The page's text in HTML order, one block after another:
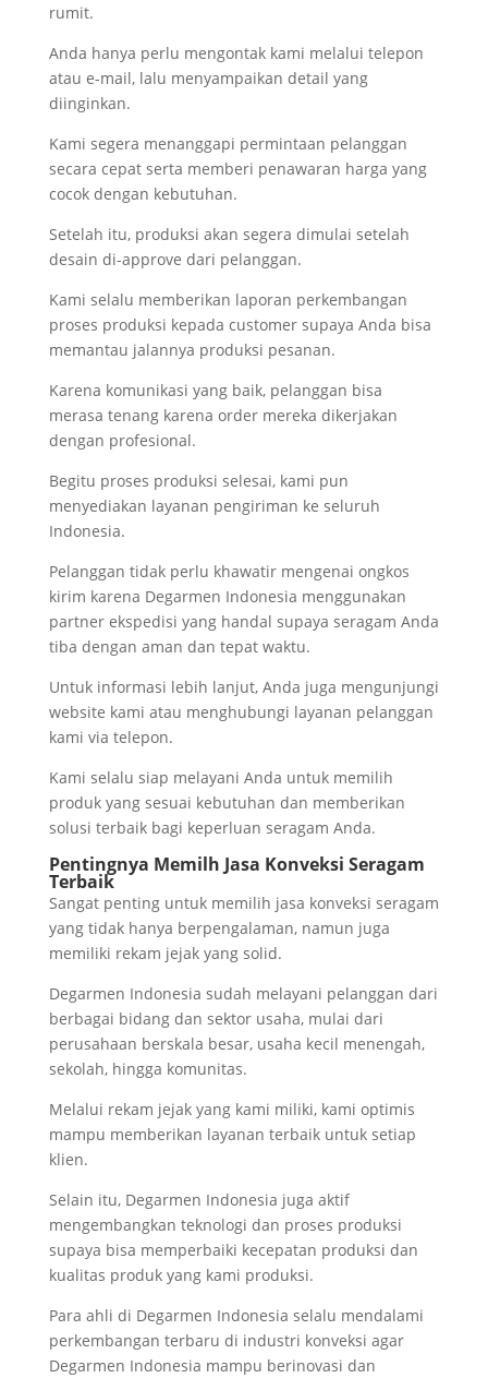
rumit.
Anda hanya perlu mengontak kami melalui telepon
atau e-mail, lalu menyampaikan detail yang
diinginkan.
Kami segera menanggapi permintaan pelanggan
secara cepat serta memberi penawaran harga yang
cocok dengan kebutuhan.
Setelah itu, produksi akan segera dimulai setelah
desain di-approve dari pelanggan.
Kami selalu memberikan laporan perkembangan
proses produksi kepada customer supaya Anda bisa
memantau jalannya produksi pesanan.
Karena komunikasi yang baik, pelanggan bisa
merasa tenang karena order mereka dikerjakan
dengan profesional.
Begitu proses produksi selesai, kami pun
menyediakan layanan pengiriman ke seluruh
Indonesia.
Pelanggan tidak perlu khawatir mengenai ongkos
kirim karena Degarmen Indonesia menggunakan
partner ekspedisi yang handal supaya seragam Anda
tiba dengan aman dan tepat waktu.
Untuk informasi lebih lanjut, Anda juga mengunjungi
website kami atau menghubungi layanan pelanggan
kami via telepon.
Kami selalu siap melayani Anda untuk memilih
produk yang sesuai kebutuhan dan memberikan
solusi terbaik bagi keperluan seragam Anda.
Pentingnya Memilh Jasa Konveksi Seragam
Terbaik
Sangat penting untuk memilih jasa konveksi seragam
yang tidak hanya berpengalaman, namun juga
memiliki rekam jejak yang solid.
Degarmen Indonesia sudah melayani pelanggan dari
berbagai bidang dan sektor usaha, mulai dari
perusahaan berskala besar, usaha kecil menengah,
sekolah, hingga komunitas.
Melalui rekam jejak yang kami miliki, kami optimis
mampu memberikan layanan terbaik untuk setiap
klien.
Selain itu, Degarmen Indonesia juga aktif
mengembangkan teknologi dan proses produksi
supaya bisa memperbaiki kecepatan produksi dan
kualitas produk yang kami produksi.
Para ahli di Degarmen Indonesia selalu mendalami
perkembangan terbaru di industri konveksi agar
Degarmen Indonesia mampu berinovasi dan